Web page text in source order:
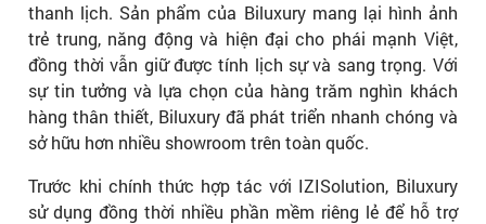
thanh lịch. Sản phẩm của Biluxury mang lại hình ảnh
trẻ trung, năng động và hiện đại cho phái mạnh Việt,
đồng thời vẫn giữ được tính lịch sự và sang trọng. Với
sự tin tưởng và lựa chọn của hàng trăm nghìn khách
hàng thân thiết, Biluxury đã phát triển nhanh chóng và
sở hữu hơn nhiều showroom trên toàn quốc.
Trước khi chính thức hợp tác với IZISolution, Biluxury
sử dụng đồng thời nhiều phần mềm riêng lẻ để hỗ trợ